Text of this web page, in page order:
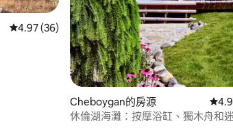
從 36 則評價中獲得 4.97 的平均評分（滿分 5 分
4.97 (36)
Cheboygan的房源 從
休倫湖海灘：按摩浴缸、獨木舟和